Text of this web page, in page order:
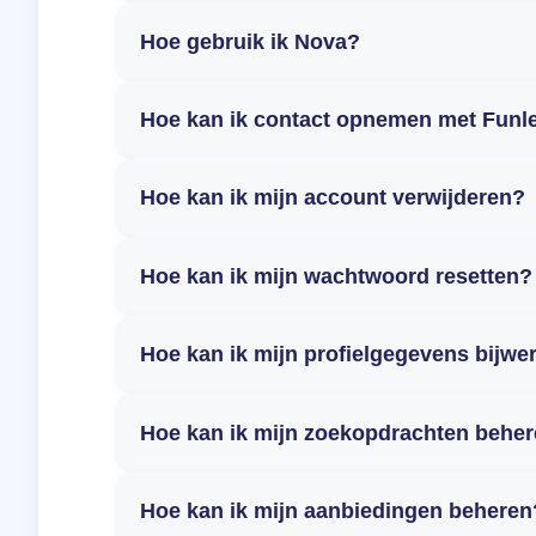
Hoe gebruik ik Nova?
Hoe kan ik contact opnemen met
Hoe kan ik mijn account verwijderen?
Hoe kan ik mijn wachtwoord resetten?
Hoe kan ik mijn profielgegevens
Hoe kan ik mijn zoekopdrachten
Hoe kan ik mijn aanbiedingen